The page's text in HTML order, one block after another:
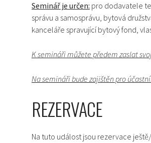
Seminář je určen: pro dodavatele
správu a samosprávu, bytová
kanceláře spravující bytový fond,
K semináři můžete předem zaslat
Na semináři bude zajištěn pro
REZERVACE
Na tuto událost jsou rezervace